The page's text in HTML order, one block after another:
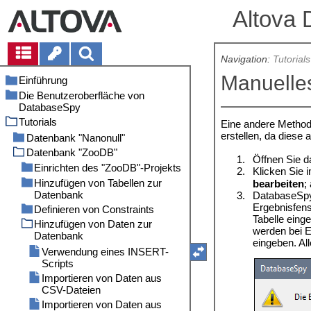
Altova
Einführung
Dateipfade
Anmerkungen zur Unterstützung
Unterstützte Datenbanken in
DatabaseSpy
Die Benutzeroberfläche von
DatabaseSpy
Projektfenster
Online Browser
Fenster "Eigenschaften"
Fenster "Übersicht"
Dateninspektorfenster
Fenster "Ausgabe"
Fenster "Datenbankstruktur
Change Script"
SQL Editor
Fenster "Meldung"
Fenster "Ergebnis"
Design Editor
Ausführungszielleiste
Menüleiste, Symbolleisten und
Statusleiste
Anordnen der Informationsfenster
Tutorials
Datenbank "Nanonull"
Erstellen einer neuen Datenbank
Erstellen von Datenbanktabellen
Ausführen von SQL Scripts
Öffnen des Tutorial-Projekts
Anzeigen einer Datenbank
Datenbank "ZooDB"
Einrichten des "ZooDB"-Projekts
Herstellen einer Verbindung zur
Datenbank
Hinzufügen von SQL-Dateien
Speichern des Projekts und der
Datenquelle
Definieren der
Projektstartoptionen
Hinzufügen von Tabellen zur
Datenbank
Öffnen und Ausführen einer
SQL-Datei
Hinzufügen von Tabellen mit
Hilfe des Design Editors
Generieren und Bearbeiten
einer CREATE-Anweisung
Hinzufügen einer neuen Spalte
zu einer Tabelle
Definieren von Constraints
Definieren eines eindeutigen
Schlüssels
Definieren eines Check
Constraint
Definieren eines Standard-
Constraint
Definieren eines
Hinzufügen von Daten zur
Datenbank
Verwendung eines INSERT-
Scripts
Importieren von Daten aus
CSV-Dateien
Importieren von Daten aus
Navigation: Tutorials
Eine andere
erstellen, da diese
1.
Öffnen Sie
2.
Klicken Sie
bearbeiten;
3.
Tabelle
werden bei
eingeben.